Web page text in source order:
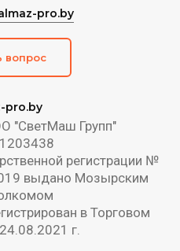
pro.by
"СветМаш Групп"
регистрации №
выдано Мозырским
в Торговом
г.
pro.by
вопрос